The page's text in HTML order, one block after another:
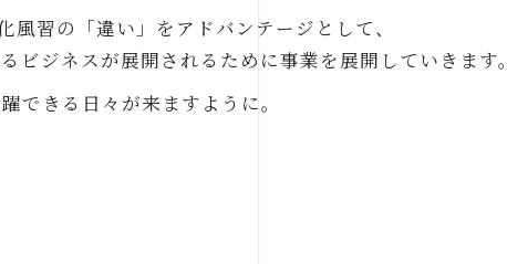
習の「違い」をアドバンテージとして、
ビジネスが展開されるために事業を展開していきます
できる日々が来ますように。